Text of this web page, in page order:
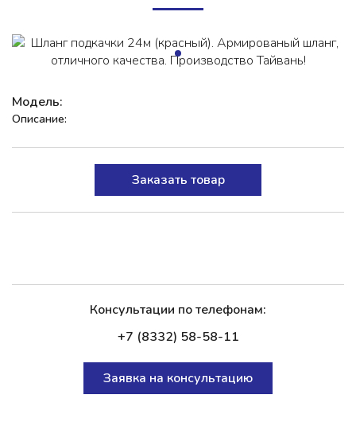
Модель:
Описание:
Заказать товар
Консультации по телефонам:
+7 (8332) 58-58-11
Заявка на консультацию